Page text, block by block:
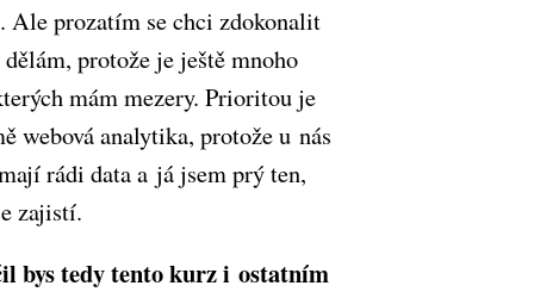
Ale prozatím se chci zdokonalit
protože je ještě mnoho
mám mezery. Prioritou je
webová analytika, protože u nás
rádi data a já jsem prý ten,
zajistí.
bys tedy tento kurz i ostatním